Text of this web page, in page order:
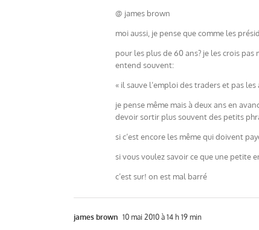
@ james brown
moi aussi, je pense que comme les
pour les plus de 60 ans? je les crois
entend souvent:
« il sauve l’emploi des traders et pas les
je pense même mais à deux ans en
devoir sortir plus souvent des petits
si c’est encore les même qui doivent
si vous voulez savoir ce que une petite
c’est sur! on est mal barré
james brown 10 mai 2010 à 14 h 19 min